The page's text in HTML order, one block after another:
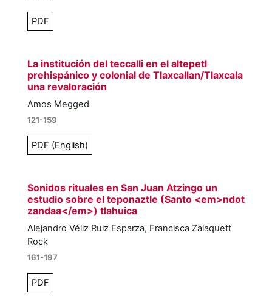
PDF
La institución del teccalli en el altepetl
prehispánico y colonial de Tlaxcallan/Tlaxcala
una revaloración
Amos Megged
121-159
PDF (English)
Sonidos rituales en San Juan Atzingo un
estudio sobre el teponaztle (Santo <em>ndot
zandaa</em>) tlahuica
Alejandro Véliz Ruiz Esparza, Francisca Zalaquett
Rock
161-197
PDF